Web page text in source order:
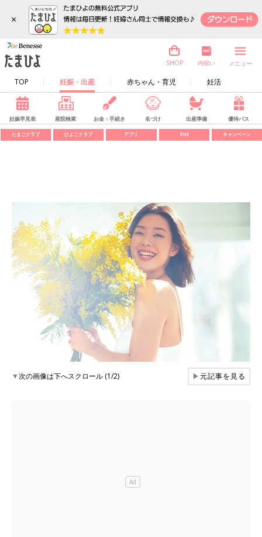
×
TOP 妊娠・出産 赤ちゃん・育児 妊活
SHOP 内祝い メニュー
妊娠早見表 産院検索 お金・手続き 名づけ 出産準備 優待パス
たまごクラブ ひよこクラブ アプリ SNS キャンペーン
▼次の画像は下へスクロール (1/2) ▶元記事を見る